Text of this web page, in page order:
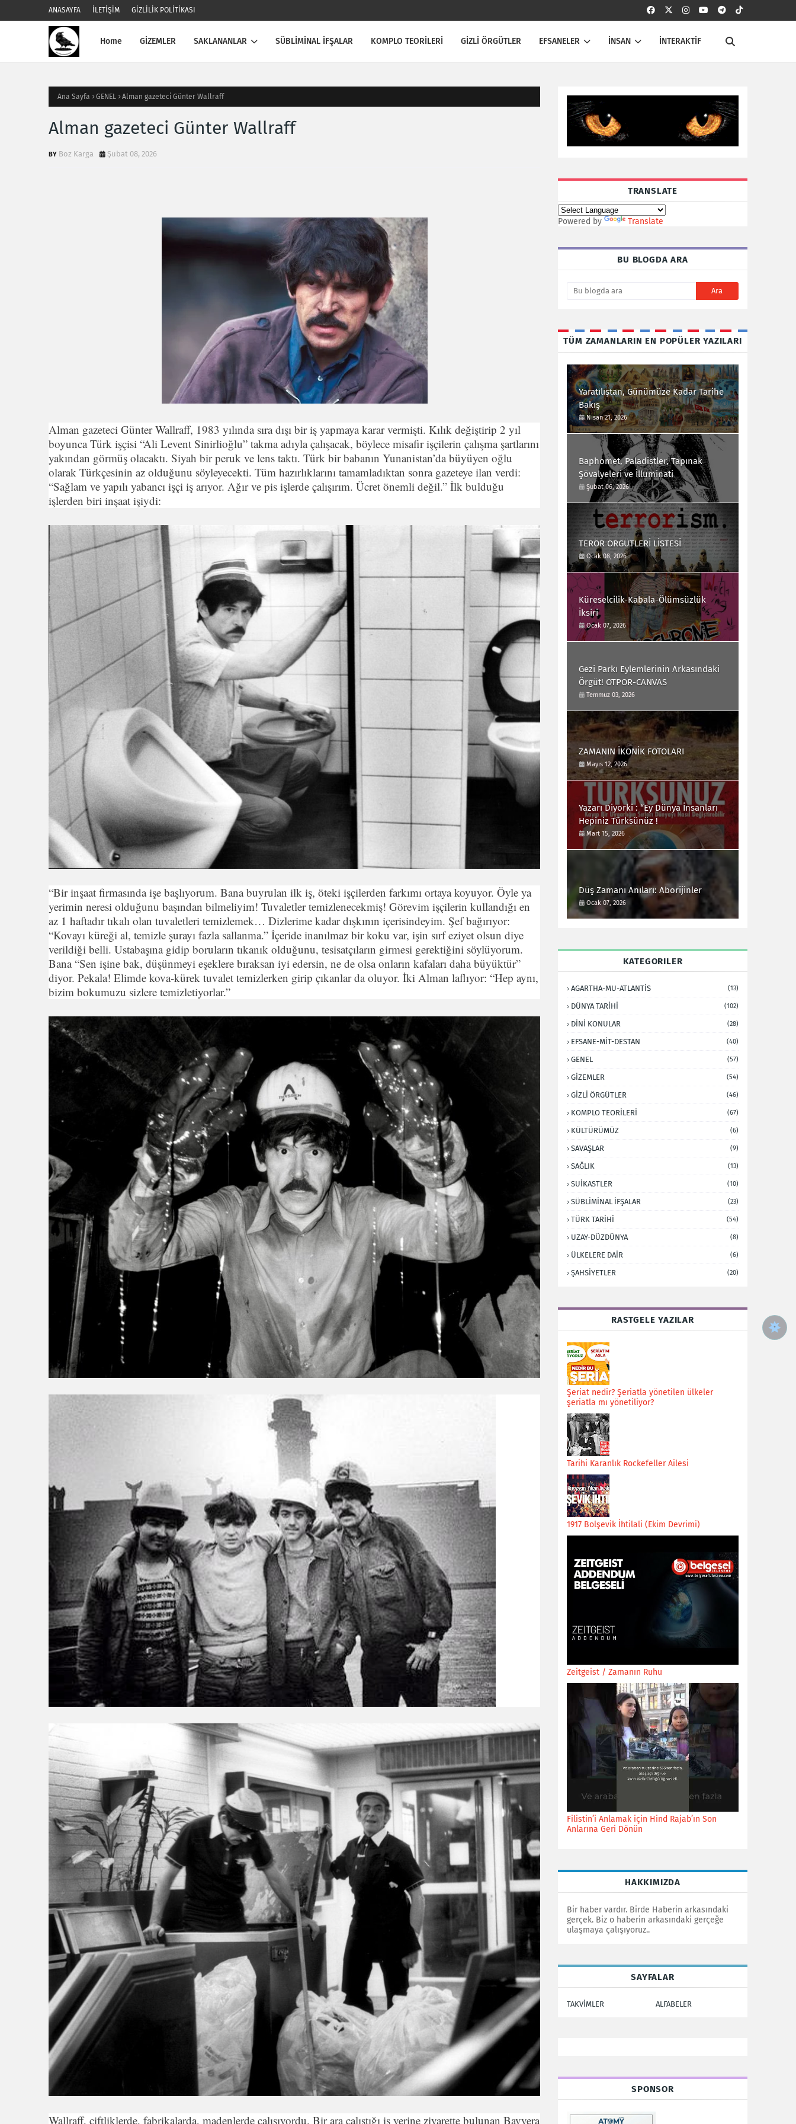
ANASAYFA İLETİŞİM GİZLİLİK POLİTİKASI
Home GİZEMLER SAKLANANLAR SÜBLİMİNAL İFŞALAR KOMPLO TEORİLERİ GİZLİ ÖRGÜTLER EFSANELER İNSAN İNTERAKTİF
Ana Sayfa GENEL Alman gazeteci Günter Wallraff
Alman gazeteci Günter Wallraff
Boz Karga Şubat 08, 2026
Alman gazeteci Günter Wallraff, 1983 yılında sıra dışı bir iş yapmaya karar vermişti. Kılık değiştirip 2 yıl
boyunca Türk işçisi “Ali Levent Sinirlioğlu” takma adıyla çalışacak, böylece misafir işçilerin çalışma şartlarını
yakından görmüş olacaktı. Siyah bir peruk ve lens taktı. Türk bir babanın Yunanistan’da büyüyen oğlu
olarak Türkçesinin az olduğunu söyleyecekti. Tüm hazırlıklarını tamamladıktan sonra gazeteye ilan verdi:
“Sağlam ve yapılı yabancı işçi iş arıyor. Ağır ve pis işlerde çalışırım. Ücret önemli değil.” İlk bulduğu
işlerden biri inşaat işiydi:
“Bir inşaat firmasında işe başlıyorum. Bana buyrulan ilk iş, öteki işçilerden farkımı ortaya koyuyor. Öyle ya
yerimin neresi olduğunu başından bilmeliyim! Tuvaletler temizlenecekmiş! Görevim işçilerin kullandığı en
az 1 haftadır tıkalı olan tuvaletleri temizlemek… Dizlerime kadar dışkının içerisindeyim. Şef bağırıyor:
“Kovayı küreği al, temizle şurayı fazla sallanma.” İçeride inanılmaz bir koku var, işin sırf eziyet olsun diye
verildiği belli. Ustabaşına gidip boruların tıkanık olduğunu, tesisatçıların girmesi gerektiğini söylüyorum.
Bana “Sen işine bak, düşünmeyi eşeklere bıraksan iyi edersin, ne de olsa onların kafaları daha büyüktür”
diyor. Pekala! Elimde kova-kürek tuvalet temizlerken girip çıkanlar da oluyor. İki Alman laflıyor: “Hep aynı,
bizim bokumuzu sizlere temizletiyorlar.”
Wallraff, çiftliklerde, fabrikalarda, madenlerde çalışıyordu. Bir ara çalıştığı iş yerine ziyarette bulunan Bavyera
TRANSLATE
Powered by Translate
BU BLOGDA ARA
TÜM ZAMANLARIN EN POPÜLER YAZILARI
Yaratılıştan, Günümüze Kadar Tarihe
Bakış
Nisan 21, 2026
Baphomet, Paladistler, Tapınak
Şövalyeleri ve İlluminati
Şubat 06, 2026
TERÖR ÖRGÜTLERİ LİSTESİ
Ocak 08, 2026
Küreselcilik-Kabala-Ölümsüzlük
İksiri
Ocak 07, 2026
Gezi Parkı Eylemlerinin Arkasındaki
Örgüt! OTPOR-CANVAS
Temmuz 03, 2026
ZAMANIN İKONİK FOTOLARI
Mayıs 12, 2026
Yazarı Diyorki : “Ey Dünya İnsanları
Hepiniz Türksünüz !
Mart 15, 2026
Düş Zamanı Anıları: Aborijinler
Ocak 07, 2026
KATEGORILER
AGARTHA-MU-ATLANTİS (13)
DÜNYA TARİHİ (102)
DİNİ KONULAR (28)
EFSANE-MİT-DESTAN (40)
GENEL (57)
GİZEMLER (54)
GİZLİ ÖRGÜTLER (46)
KOMPLO TEORİLERİ (67)
KÜLTÜRÜMÜZ (6)
SAVAŞLAR (9)
SAĞLIK (13)
SUİKASTLER (10)
SÜBLİMİNAL İFŞALAR (23)
TÜRK TARİHİ (54)
UZAY-DÜZDÜNYA (8)
ÜLKELERE DAİR (6)
ŞAHSİYETLER (20)
RASTGELE YAZILAR
Şeriat nedir? Şeriatla yönetilen ülkeler
şeriatla mı yönetiliyor?
Tarihi Karanlık Rockefeller Ailesi
1917 Bolşevik İhtilali (Ekim Devrimi)
Zeitgeist / Zamanın Ruhu
Filistin’i Anlamak için Hind Rajab’ın Son
Anlarına Geri Dönün
HAKKIMIZDA
Bir haber vardır. Birde Haberin arkasındaki
gerçek. Biz o haberin arkasındaki gerçeğe
ulaşmaya çalışıyoruz..
SAYFALAR
TAKVİMLER ALFABELER
SPONSOR